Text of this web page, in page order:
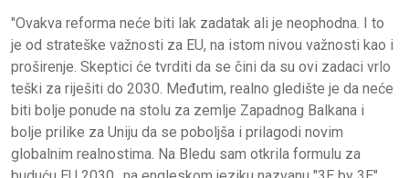
"Ovakva reforma neće biti lak zadatak ali je neophodna. I to
je od strateške važnosti za EU, na istom nivou važnosti kao i
proširenje. Skeptici će tvrditi da se čini da su ovi zadaci vrlo
teški za riješiti do 2030. Međutim, realno gledište je da neće
biti bolje ponude na stolu za zemlje Zapadnog Balkana i
bolje prilike za Uniju da se poboljša i prilagodi novim
globalnim realnostima. Na Bledu sam otkrila formulu za